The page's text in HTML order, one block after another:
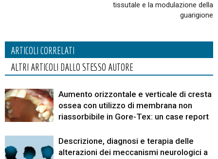
tissutale e la modulazione della
guarigione
ARTICOLI CORRELATI
ALTRI ARTICOLI DALLO STESSO AUTORE
Aumento orizzontale e verticale di cresta
ossea con utilizzo di membrana non
riassorbibile in Gore-Tex: un case report
Descrizione, diagnosi e terapia delle
alterazioni dei meccanismi neurologici a